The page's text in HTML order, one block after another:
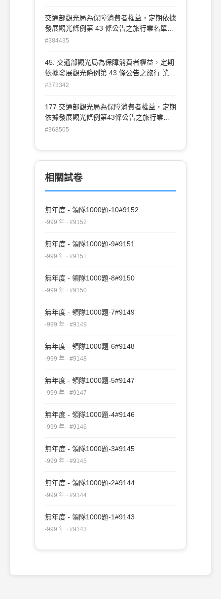
行業執照者(C)喪失中央主管機關認可之觀
光公益法人之會員資格者(D)安排之旅遊活
交通部觀光局為保障消費者權益，定期依據
發展觀光條例第 43 條公告之旅行業名單
為： (A)經營國內外旅客旅遊、食宿及導遊
行業執照者(C)喪失中央主管機關認可之觀
光公益法人之會員資格者(D)安排之旅遊活
#384435
45. 交通部觀光局為保障消費者權益，定期
依據發展觀光條例第 43 條公告之旅行 業名
單為： (A)經營國內外旅客旅遊、食宿及導
旅行業執照者 (C)喪失中央主管機關認可之
觀光公益法人之會員資格者 (D)安排之旅遊
#373342
177.交通部觀光局為保障消費者權益，定期
依據發展觀光條例第43條公告之旅行業名
單 為： (A)經營國內外旅客旅遊、食宿
或廢止旅行業執照者 (C)喪失中央主管機
關認可之觀光公益法人之會員資格者 (D)
#368565
相關試卷
無年度 - 領隊1000題-10#9152
-999 年 · #9152
無年度 - 領隊1000題-9#9151
-999 年 · #9151
無年度 - 領隊1000題-8#9150
-999 年 · #9150
無年度 - 領隊1000題-7#9149
-999 年 · #9149
無年度 - 領隊1000題-6#9148
-999 年 · #9148
無年度 - 領隊1000題-5#9147
-999 年 · #9147
無年度 - 領隊1000題-4#9146
-999 年 · #9146
無年度 - 領隊1000題-3#9145
-999 年 · #9145
無年度 - 領隊1000題-2#9144
-999 年 · #9144
無年度 - 領隊1000題-1#9143
-999 年 · #9143